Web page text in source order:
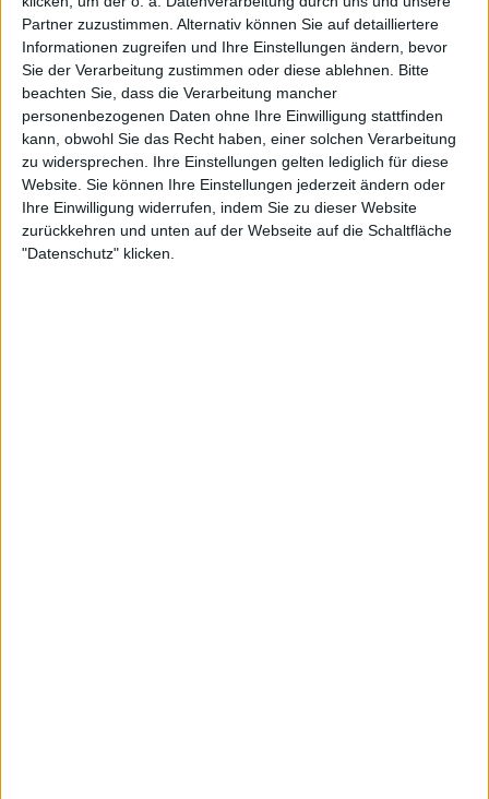
Partner zuzustimmen. Alternativ können Sie auf detailliertere
Informationen zugreifen und Ihre Einstellungen ändern, bevor
Sie der Verarbeitung zustimmen oder diese ablehnen.
Bitte
beachten Sie, dass die Verarbeitung mancher
personenbezogenen Daten ohne Ihre Einwilligung stattfinden
kann, obwohl Sie das Recht haben, einer solchen Verarbeitung
zu widersprechen. Ihre Einstellungen gelten lediglich für diese
Website. Sie können Ihre Einstellungen jederzeit ändern oder
Ihre Einwilligung widerrufen, indem Sie zu dieser Website
zurückkehren und unten auf der Webseite auf die Schaltfläche
"Datenschutz" klicken.